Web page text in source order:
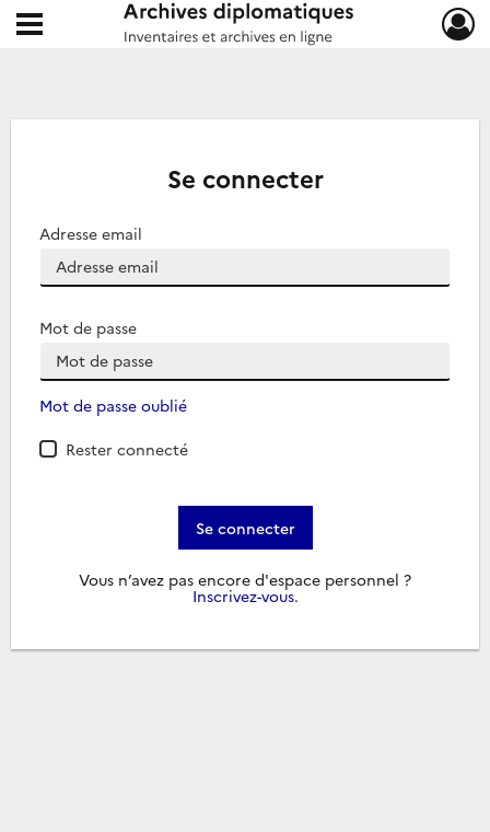
Archives diplomatiques
Ouvrir le menu déroulant
Se connecter
Adresse email
Mot de passe
Mot de passe oublié
Rester connecté
Se connecter
Vous n’avez pas encore d'espace personnel ?
Inscrivez-vous.